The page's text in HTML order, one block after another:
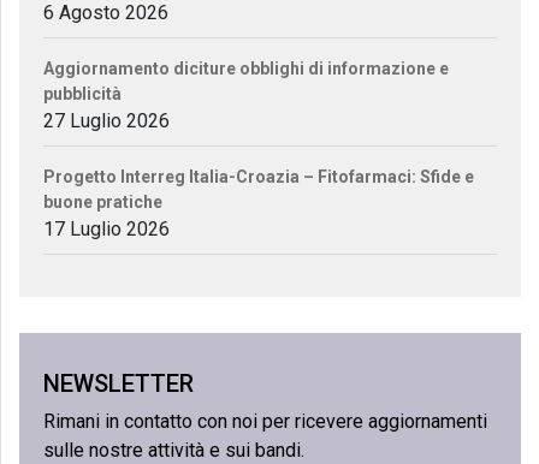
6 Agosto 2026
Aggiornamento diciture obblighi di informazione e
pubblicità
27 Luglio 2026
Progetto Interreg Italia-Croazia – Fitofarmaci: Sfide e
buone pratiche
17 Luglio 2026
NEWSLETTER
Rimani in contatto con noi per ricevere aggiornamenti
sulle nostre attività e sui bandi.